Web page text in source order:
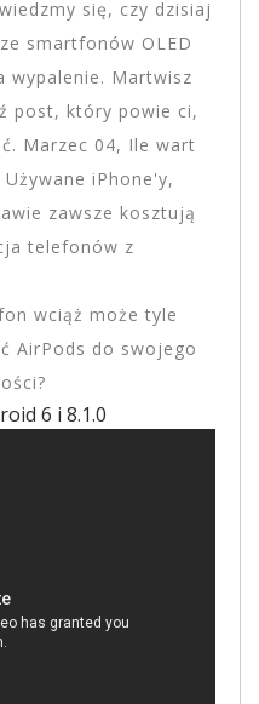
się, czy dzisiaj
smartfonów OLED
wypalenie. Martwisz
post, który powie ci,
Marzec 04, Ile wart
iPhone'y,
zawsze kosztują
telefonów z
wciąż może tyle
AirPods do swojego
6 i 8.1.0